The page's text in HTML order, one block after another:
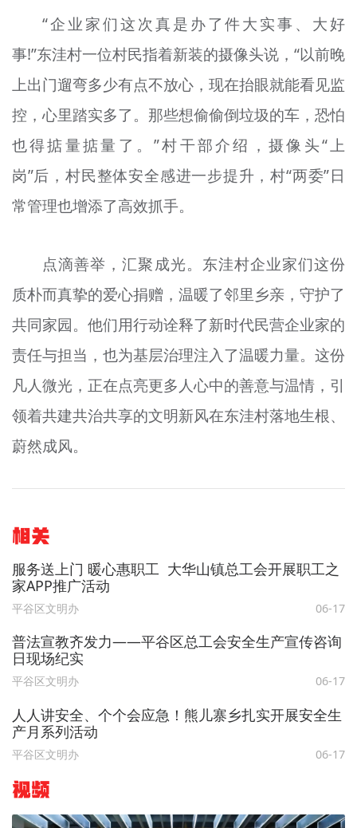
“企业家们这次真是办了件大实事、大好
事!”东洼村一位村民指着新装的摄像头说，“以前晚
上出门遛弯多少有点不放心，现在抬眼就能看见监
控，心里踏实多了。那些想偷偷倒垃圾的车，恐怕
也得掂量掂量了。”村干部介绍，摄像头“上
岗”后，村民整体安全感进一步提升，村“两委”日
常管理也增添了高效抓手。
点滴善举，汇聚成光。东洼村企业家们这份
质朴而真挚的爱心捐赠，温暖了邻里乡亲，守护了
共同家园。他们用行动诠释了新时代民营企业家的
责任与担当，也为基层治理注入了温暖力量。这份
凡人微光，正在点亮更多人心中的善意与温情，引
领着共建共治共享的文明新风在东洼村落地生根、
蔚然成风。
相关
服务送上门 暖心惠职工 大华山镇总工会开展职工之
家APP推广活动
平谷区文明办 06-17
普法宣教齐发力——平谷区总工会安全生产宣传咨询
日现场纪实
平谷区文明办 06-17
人人讲安全、个个会应急！熊儿寨乡扎实开展安全生
产月系列活动
平谷区文明办 06-17
视频